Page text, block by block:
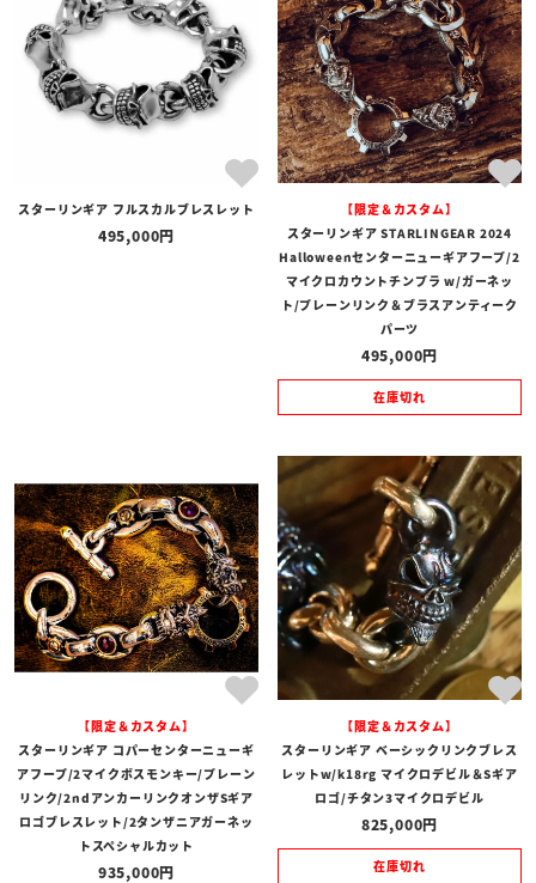
スターリンギア フルスカルブレスレット
495,000
【限定＆カスタム】
スターリンギア STARLINGEAR 2024
Halloweenセンターニューギアフープ/2
マイクロカウントチンプラ w/ガーネッ
ト/プレーンリンク＆ブラスアンティーク
パーツ
495,000
在庫切れ
【限定＆カスタム】
スターリンギア コパーセンターニューギ
アフープ/2マイクボスモンキー/プレーン
リンク/2ndアンカーリンクオンザSギア
ロゴブレスレット/2タンザニアガーネッ
トスペシャルカット
935,000
【限定＆カスタム】
スターリンギア ベーシックリンクブレス
レットw/k18rg マイクロデビル＆Sギア
ロゴ/チタン3マイクロデビル
825,000
在庫切れ